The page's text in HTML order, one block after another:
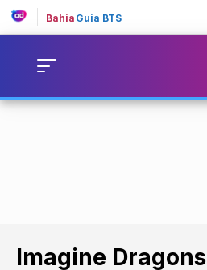
Bahia Guia BTS
Imagine Dragons